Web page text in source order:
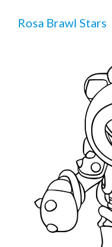
Rosa Brawl Stars